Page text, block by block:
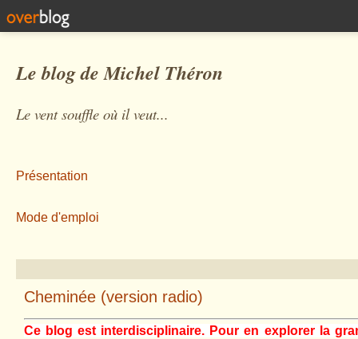
Le blog de Michel Théron
Le vent souffle où il veut...
Présentation
Mode d'emploi
Cheminée (version radio)
Ce blog est interdisciplinaire. Pour en explorer la